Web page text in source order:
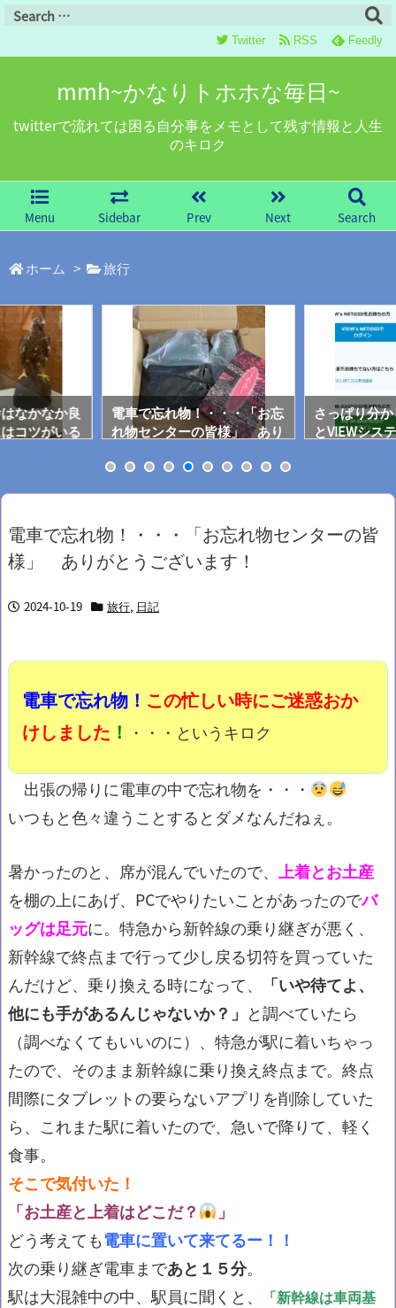
mmh~かなりトホホな毎日~
twitterで流れては困る自分事をメモとして残す情報と人生
のキロク
Menu Sidebar Prev Next Search
Twitter RSS Feedly
ホーム > 旅行
なかなか良
コツがいる
電車で忘れ物！・・・「お忘
れ物センターの皆様」 あり
さっぱり分
とVIEWシス
電車で忘れ物！・・・「お忘れ物センターの皆
様」 ありがとうございます！
2024-10-19 旅行, 日記
電車で忘れ物！ この忙しい時にご迷惑おか
けしました ！ ・・・というキロク
出張の帰りに電車の中で忘れ物を・・・
いつもと色々違うことするとダメなんだねぇ。
暑かったのと、席が混んでいたので、
上着とお土産
を棚の上にあげ、PCでやりたいことがあったのでバ
ッグは足元に。特急から新幹線の乗り継ぎが悪く、
新幹線で終点まで行って少し戻る切符を買っていた
んだけど、乗り換える時になって、
「いや待てよ、
他にも手があるんじゃないか？」 と調べていたら
（調べなくてもいいのに）、特急が駅に着いちゃっ
たので、そのまま新幹線に乗り換え終点まで。終点
間際にタブレットの要らないアプリを削除していた
ら、これまた駅に着いたので、急いで降りて、軽く
食事。
そこで気付いた！
「お土産と上着はどこだ？
」
どう考えても電車に置いて来てるー！！
次の乗り継ぎ電車まであと１５分。
駅は大混雑中の中、駅員に聞くと、
「新幹線は車両基